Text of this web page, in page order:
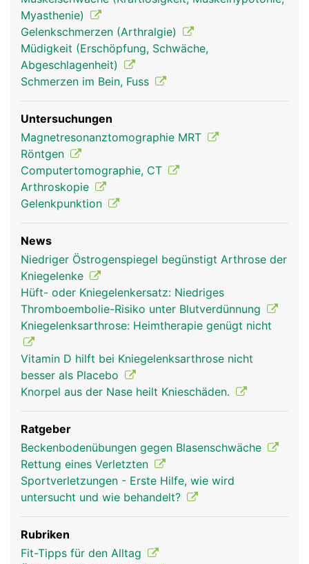
Stossdämpfer dienen. Stabilisiert wird das
Kniegelenk ausserdem durch zwei Kreuzbänder,
die von vorne nach hinten ziehen und sich dabei
überkreuzen, sowie durch die Seitenbänder. Auch
die Kniescheibe wird durch Bänder in Position
gehalten.
Kniegelenk Frau Kniegelenk Mann
Myasthenie)
Gelenkschmerzen (Arthralgie)
Müdigkeit (Erschöpfung, Schwäche,
Abgeschlagenheit)
Schmerzen im Bein, Fuss
Untersuchungen
Magnetresonanztomographie MRT
Röntgen
Computertomographie, CT
Arthroskopie
Gelenkpunktion
News
Niedriger Östrogenspiegel begünstigt Arthrose der
Kniegelenke
Hüft- oder Kniegelenkersatz: Niedriges
Thromboembolie-Risiko unter Blutverdünnung
Kniegelenksarthrose: Heimtherapie genügt nicht
Vitamin D hilft bei Kniegelenksarthrose nicht
besser als Placebo
Knorpel aus der Nase heilt Knieschäden.
Ratgeber
Beckenbodenübungen gegen Blasenschwäche
Rettung eines Verletzten
Sportverletzungen - Erste Hilfe, wie wird
untersucht und wie behandelt?
Rubriken
Fit-Tipps für den Alltag